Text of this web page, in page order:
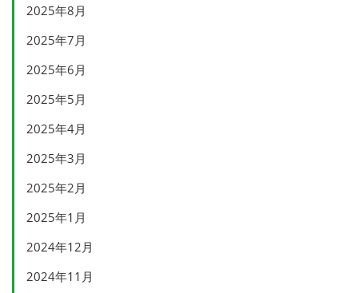
2025年8月
2025年7月
2025年6月
2025年5月
2025年4月
2025年3月
2025年2月
2025年1月
2024年12月
2024年11月